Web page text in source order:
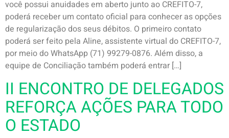
você possui anuidades em aberto junto ao CREFITO-7,
poderá receber um contato oficial para conhecer as opções
de regularização dos seus débitos. O primeiro contato
poderá ser feito pela Aline, assistente virtual do CREFITO-7,
por meio do WhatsApp (71) 99279-0876. Além disso, a
equipe de Conciliação também poderá entrar […]
II ENCONTRO DE DELEGADOS
REFORÇA AÇÕES PARA TODO
O ESTADO